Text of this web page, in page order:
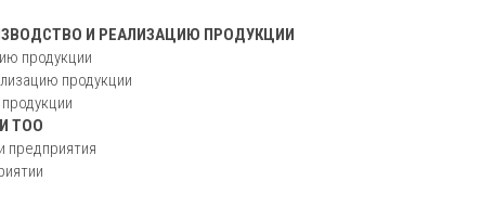
И РЕАЛИЗАЦИЮ ПРОДУКЦИИ
продукции
продукции
ТОО
предприятия